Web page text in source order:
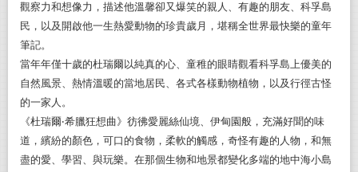
觀察力和想像力，描述他溫馨卻又爆笑的親人、有趣的朋友、科孚島
民，以及開啟他一生熱愛動物的珍貴歲月，堪稱全世界最快樂的童年
筆記。
當年年僅十歲的杜瑞爾以純真的心、童稚的眼睛觀看科孚島上優美的
自然風景、熱情溫暖的當地居民、各式各樣動物植物，以及行徑古怪
的一家人。
《杜瑞爾‧希臘狂想曲》彷彿愛麗絲仙境、伊甸園般，充滿好聞的味
道，繽紛的顏色，可口的食物，柔軟的觸感，奇怪有趣的人物，和無
盡的愛、學習、與玩樂。在那個生物和地景都變化多端的地中海小島